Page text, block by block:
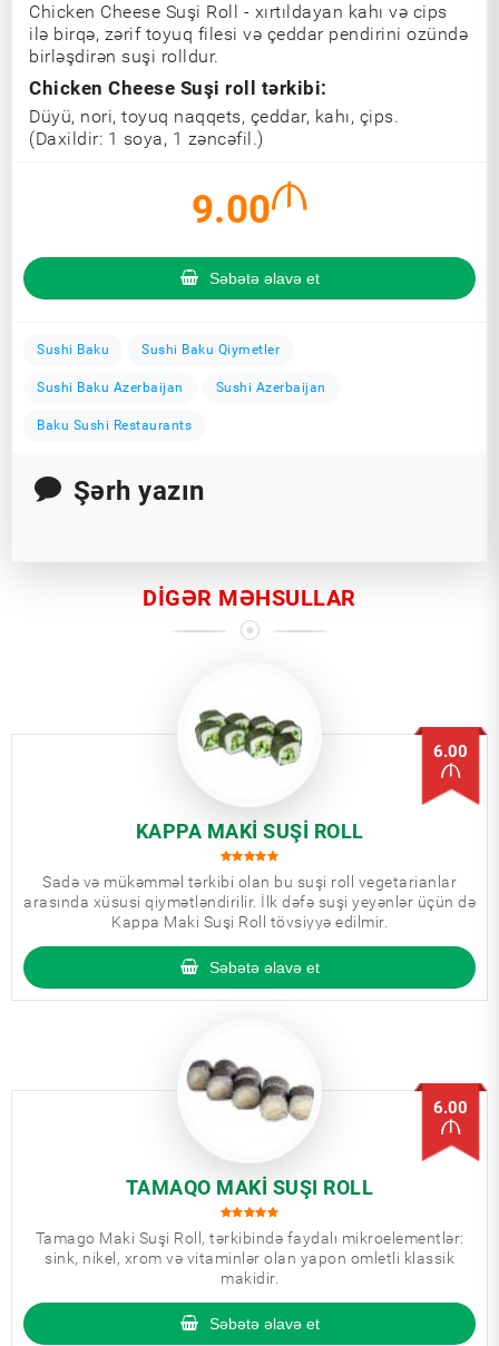
Chicken Cheese Suşi Roll - xırtıldayan kahı və cips
ilə birqə, zərif toyuq filesi və çeddar pendirini ozündə
birləşdirən suşi rolldur.
Chicken Cheese Suşi roll tərkibi:
Düyü, nori, toyuq naqqets, çeddar, kahı, çips.
(Daxildir: 1 soya, 1 zəncəfil.)
9.00
Səbətə əlavə et
Sushi Baku Sushi Baku Qiymetler
Sushi Baku Azerbaijan Sushi Azerbaijan
Baku Sushi Restaurants
Şərh yazın
DIGƏR MƏHSULLAR
KAPPA MAKI SUŞI ROLL
6.00
Sadə və mükəmməl tərkibi olan bu suşi roll vegetarianlar
arasında xüsusi qiymətləndirilir. İlk dəfə suşi yeyənlər üçün də
Kappa Maki Suşi Roll tövsiyyə edilmir.
Səbətə əlavə et
TAMAQO MAKI SUŞI ROLL
6.00
Tamago Maki Suşi Roll, tərkibində faydalı mikroelementlər:
sink, nikel, xrom və vitaminlər olan yapon omletli klassik
makidir.
Səbətə əlavə et